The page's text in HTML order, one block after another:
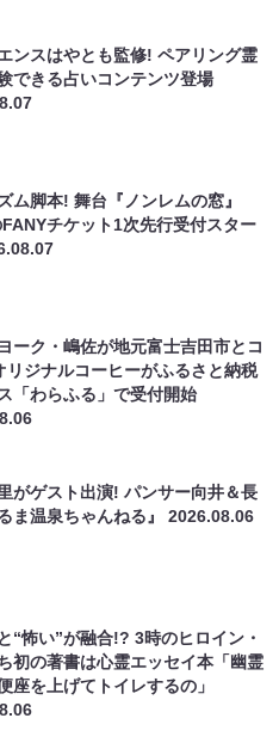
ンスはやとも監修! ペアリング霊
できる占いコンテンツ登場
ム脚本! 舞台『ノンレムの窓』
チケット1次先行受付スター
ーク・嶋佐が地元富士吉田市とコ
リジナルコーヒーがふるさと納税
「わらふる」で受付開始
がゲスト出演! パンサー向井＆長
ま温泉ちゃんねる』2026.08.06
“怖い”が融合!? 3時のヒロイン・
初の著書は心霊エッセイ本「幽霊
座を上げてトイレするの」